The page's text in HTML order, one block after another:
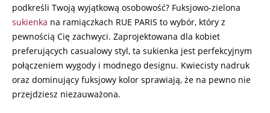
podkreśli Twoją wyjątkową osobowość? Fuksjowo-zielona
sukienka na ramiączkach RUE PARIS to wybór, który z
pewnością Cię zachwyci. Zaprojektowana dla kobiet
preferujących casualowy styl, ta sukienka jest perfekcyjnym
połączeniem wygody i modnego designu. Kwiecisty nadruk
oraz dominujący fuksjowy kolor sprawiają, że na pewno nie
przejdziesz niezauważona.